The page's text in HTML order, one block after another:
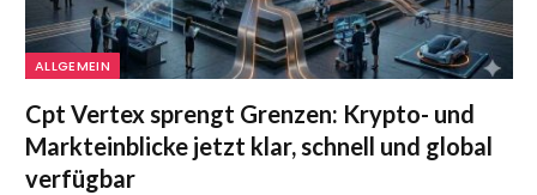
ALLGEMEIN
Cpt Vertex sprengt Grenzen: Krypto- und
Markteinblicke jetzt klar, schnell und global
verfügbar